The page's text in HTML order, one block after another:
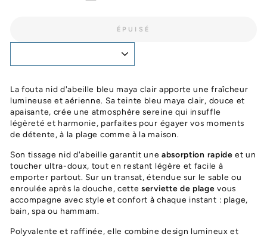
ÉPUISÉ
La fouta nid d'abeille bleu maya clair apporte une fraîcheur
lumineuse et aérienne. Sa teinte bleu maya clair, douce et
apaisante, crée une atmosphère sereine qui insuffle
légèreté et harmonie, parfaites pour égayer vos moments
de détente, à la plage comme à la maison.
Son tissage nid d'abeille garantit une absorption rapide et un
toucher ultra-doux, tout en restant légère et facile à
emporter partout. Sur un transat, étendue sur le sable ou
enroulée après la douche, cetteserviette de plage vous
accompagne avec style et confort à chaque instant : plage,
bain, spa ou hammam.
Polyvalente et raffinée, elle combine design lumineux et